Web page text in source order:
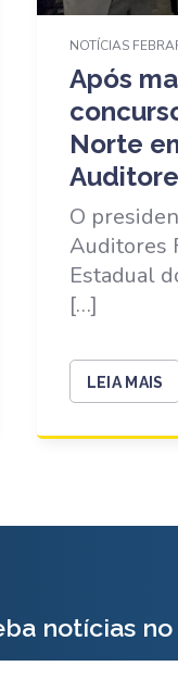
NOTÍCIAS
Após
Norte
O
Auditores
Estadual
[…]
LEIA MAIS
notícias